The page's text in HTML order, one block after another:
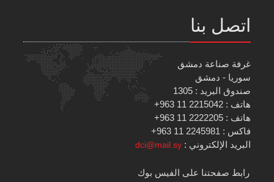
اتصل بنا
غرفة صناعة دمشق
سوريا - دمشق
صندوق البريد : 1305
هاتف : 2215042 11 963+
هاتف : 2222205 11 963+
فاكس : 2245981 11 963+
البريد الإلكتروني :dci@mail.sy
رابط صفحتنا على الفيس بوك